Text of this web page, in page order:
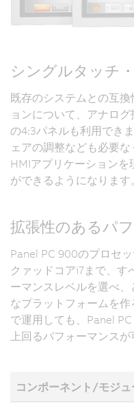
シングルタッチ
既存のシステムとの互
ョンについて、アナロ
の4:3パネルも利用でき
ェアの調整なども必要
HMIアプリケーションを
ができるようになります。
拡張性のあるパ
Panel PC 900のプロセ
クァッドコアi7まで、す
ーマンスレベルを選べ
なプラットフォームを
で運用しても、Panel
上回るパフォーマンスが
コンポーネント/モジュ